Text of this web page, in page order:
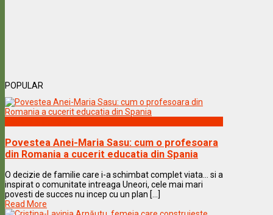
POPULAR
Povestea Anei-Maria Sasu: cum o profesoara
din Romania a cucerit educatia din Spania
O decizie de familie care i-a schimbat complet viata… si a
inspirat o comunitate intreaga Uneori, cele mai mari
povesti de succes nu incep cu un plan [...]
Read More